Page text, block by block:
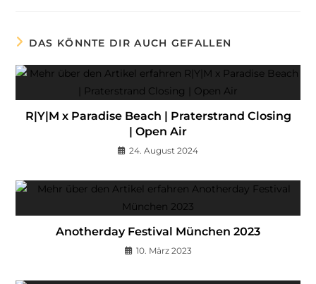
DAS KÖNNTE DIR AUCH GEFALLEN
R|Y|M x Paradise Beach | Praterstrand Closing
| Open Air
24. August 2024
Anotherday Festival München 2023
10. März 2023